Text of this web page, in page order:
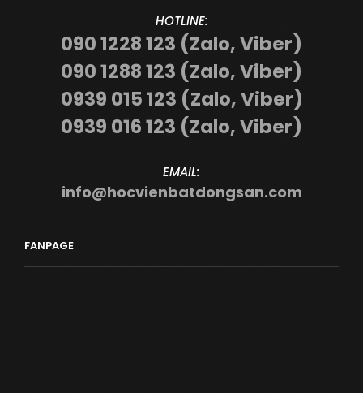
HOTLINE:
090 1228 123 (Zalo, Viber)
090 1288 123 (Zalo, Viber)
0939 015 123 (Zalo, Viber)
0939 016 123 (Zalo, Viber)
EMAIL:
info@hocvienbatdongsan.com
FANPAGE